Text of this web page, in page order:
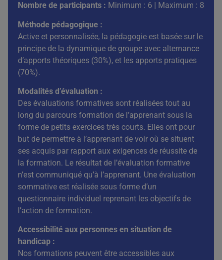
Nombre de participants : Minimum : 6 | Maximum : 8
Méthode pédagogique :
Active et personnalisée, la pédagogie est basée sur le
principe de la dynamique de groupe avec alternance
d’apports théoriques (30%), et les apports pratiques
(70%).
Modalités d’évaluation :
Des évaluations formatives sont réalisées tout au
long du parcours formation de l’apprenant sous la
forme de petits exercices très courts. Elles ont pour
but de permettre à l’apprenant de voir où se situent
ses acquis par rapport aux exigences de réussite de
la formation. Le résultat de l’évaluation formative
n’est communiqué qu’à l’apprenant. Une évaluation
sommative est réalisée sous forme d’un
questionnaire individuel reprenant les objectifs de
l’action de formation.
Accessibilité aux personnes en situation de
handicap :
Nos formations peuvent être accessibles aux